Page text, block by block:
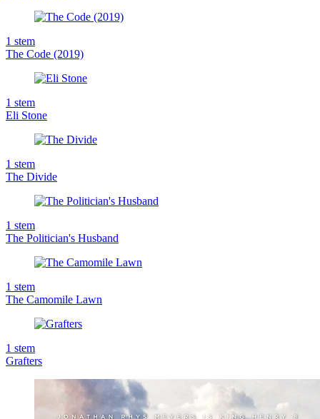
1 stem
The Code (2019)
1 stem
Eli Stone
1 stem
The Divide
1 stem
The Politician's Husband
1 stem
The Camomile Lawn
1 stem
Grafters